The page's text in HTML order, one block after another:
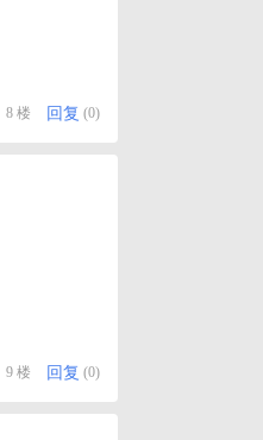
8 楼 回复 (0)
9 楼 回复 (0)